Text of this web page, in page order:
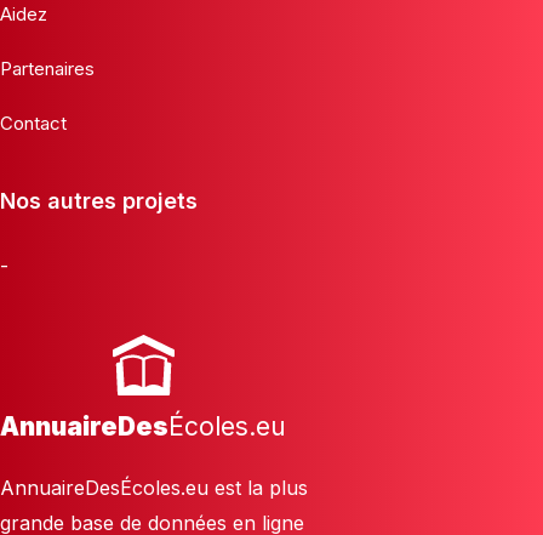
Aidez
Partenaires
Contact
Nos autres projets
-
AnnuaireDesÉcoles.eu
AnnuaireDesÉcoles.eu est la plus
grande base de données en ligne